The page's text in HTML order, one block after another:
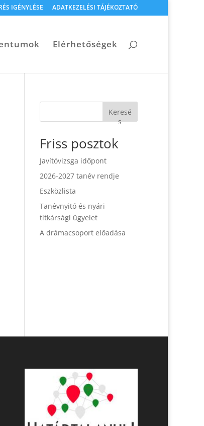
IGÉNYLÉSE ADATKEZELÉSI TÁJÉKOZTATÓ
Elérhetőségek
Keresé
s
Friss posztok
Javítóvizsga időpont
2026-2027 tanév rendje
Eszközlista
Tanévnyitó és nyári
titkársági ügyelet
A drámacsoport előadása